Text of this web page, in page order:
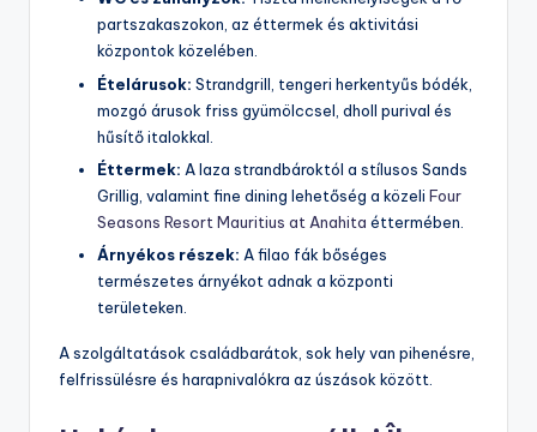
partszakaszokon, az éttermek és aktivitási
központok közelében.
Ételárusok: Strandgrill, tengeri herkentyűs bódék,
mozgó árusok friss gyümölccsel, dholl purival és
hűsítő italokkal.
Éttermek: A laza strandbároktól a stílusos Sands
Grillig, valamint fine dining lehetőség a közeli Four
Seasons Resort Mauritius at Anahita éttermében.
Árnyékos részek: A filao fák bőséges
természetes árnyékot adnak a központi
területeken.
A szolgáltatások családbarátok, sok hely van pihenésre,
felfrissülésre és harapnivalókra az úszások között.